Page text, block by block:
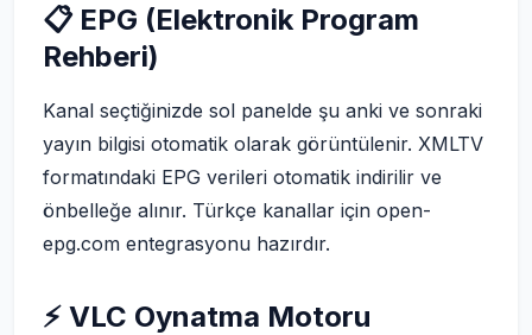
📋 EPG (Elektronik Program
Rehberi)
Kanal seçtiğinizde sol panelde şu anki ve sonraki
yayın bilgisi otomatik olarak görüntülenir. XMLTV
formatındaki EPG verileri otomatik indirilir ve
önbelleğe alınır. Türkçe kanallar için open-
epg.com entegrasyonu hazırdır.
⚡ VLC Oynatma Motoru